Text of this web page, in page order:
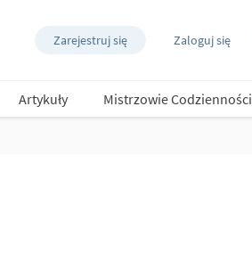
Zarejestruj się Zaloguj się
Artykuły Mistrzowie Codzienności